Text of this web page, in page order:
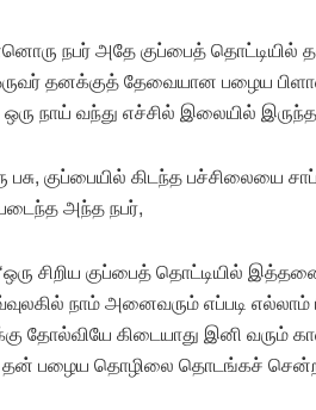
நபர் அதே குப்பைத் தொட்டியில்
தனக்குத் தேவையான பழைய
நாய் வந்து எச்சில் இலையில் இருந்த
பசு, குப்பையில் கிடந்த பச்சிலையை
அந்த நபர்,
சிறிய குப்பைத் தொட்டியில்
நாம் அனைவரும் எப்படி
கிடையாது இனி வரும்
பழைய தொழிலை தொடங்கச்